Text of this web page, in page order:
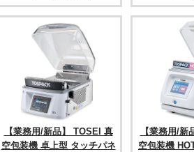
【業務用/新品】 TOSEI 真
空包装機 卓上型 タッチパネ
【業務用/新
空包装機